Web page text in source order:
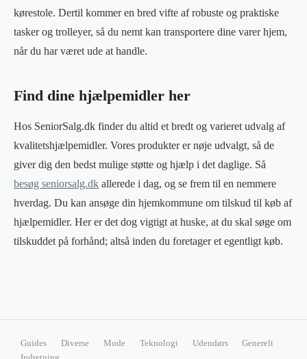
kørestole. Dertil kommer en bred vifte af robuste og praktiske
tasker og trolleyer, så du nemt kan transportere dine varer hjem,
når du har været ude at handle.
Find dine hjælpemidler her
Hos SeniorSalg.dk finder du altid et bredt og varieret udvalg af
kvalitetshjælpemidler. Vores produkter er nøje udvalgt, så de
giver dig den bedst mulige støtte og hjælp i det daglige. Så
besøg seniorsalg.dk allerede i dag, og se frem til en nemmere
hverdag. Du kan ansøge din hjemkommune om tilskud til køb af
hjælpemidler. Her er det dog vigtigt at huske, at du skal søge om
tilskuddet på forhånd; altså inden du foretager et egentligt køb.
Guides Diverse Mode Teknologi Udendørs
Generelt